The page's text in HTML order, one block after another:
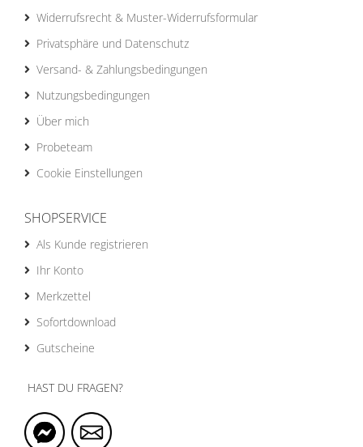
Widerrufsrecht & Muster-Widerrufsformular
Privatsphäre und Datenschutz
Versand- & Zahlungsbedingungen
Nutzungsbedingungen
Über mich
Probeteam
Cookie Einstellungen
SHOPSERVICE
Als Kunde registrieren
Ihr Konto
Merkzettel
Sofortdownload
Gutscheine
HAST DU FRAGEN?